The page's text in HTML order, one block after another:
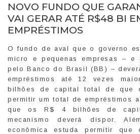
NOVO FUNDO QUE
VAI GERAR ATÉ R$48 BI
EMPRÉSTIMOS
O fundo de aval que o governo
micro e pequenas empresas – e
pelo Banco do Brasil (BB) –
empréstimos até 12 vezes
bilhões de capital total de que
permitir um total de empréstimos
que os R$ 4 bilhões de
mecanismo deverá dispor.
econômica estuda permitir que